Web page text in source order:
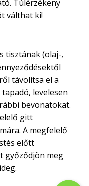
Túlérzékeny
válthat ki!
tisztának (olaj-,
távolítsa el a
levelesen
bevonatokat.
gitt
A megfelelő
előtt
győződjön meg